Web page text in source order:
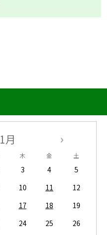
1月
木 金 土
3 4
5
10 11
12
17 18
19
24 25
26